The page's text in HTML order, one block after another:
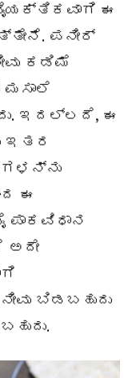
ಈ
ಪನೀರ್
ಕಡಿಮೆ
ಮಸಾಲೆ
ಇದಲ್ಲದೆ, ಈ
ಇತರ
ಈ
ಪಾಕವಿಧಾನ
ಅದೇ
ಬಿಡಬಹುದು